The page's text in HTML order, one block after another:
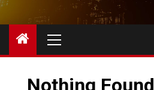
Menu
Nothing Found